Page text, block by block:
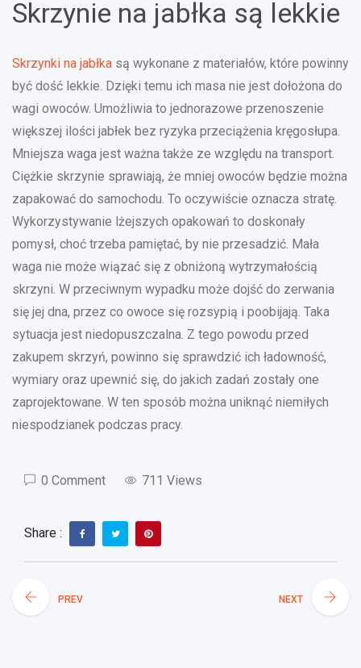
Skrzynie na jabłka są lekkie
Skrzynki na jabłka są wykonane z materiałów, które powinny
być dość lekkie. Dzięki temu ich masa nie jest dołożona do
wagi owoców. Umożliwia to jednorazowe przenoszenie
większej ilości jabłek bez ryzyka przeciążenia kręgosłupa.
Mniejsza waga jest ważna także ze względu na transport.
Ciężkie skrzynie sprawiają, że mniej owoców będzie można
zapakować do samochodu. To oczywiście oznacza stratę.
Wykorzystywanie lżejszych opakowań to doskonały
pomysł, choć trzeba pamiętać, by nie przesadzić. Mała
waga nie może wiązać się z obniżoną wytrzymałością
skrzyni. W przeciwnym wypadku może dojść do zerwania
się jej dna, przez co owoce się rozsypią i poobijają. Taka
sytuacja jest niedopuszczalna. Z tego powodu przed
zakupem skrzyń, powinno się sprawdzić ich ładowność,
wymiary oraz upewnić się, do jakich zadań zostały one
zaprojektowane. W ten sposób można uniknąć niemiłych
niespodzianek podczas pracy.
0 Comment 711 Views
Share :
PREV NEXT